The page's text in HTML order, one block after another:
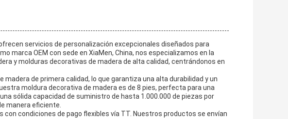
servicios de personalización excepcionales diseñados para
marca OEM con sede en XiaMen, China, nos especializamos en la
y molduras decorativas de madera de alta calidad, centrándonos en
de primera calidad, lo que garantiza una alta durabilidad y un
moldura decorativa de madera es de 8 pies, perfecta para una
sólida capacidad de suministro de hasta 1.000.000 de piezas por
manera eficiente.
condiciones de pago flexibles vía TT. Nuestros productos se envían